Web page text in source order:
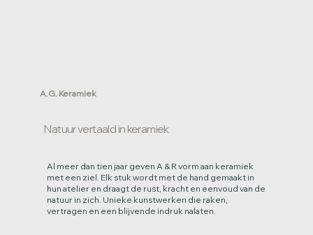
A.G. Keramiek
Natuur vertaald in keramiek
Al meer dan tien jaar geven A & R vorm aan keramiek
met een ziel. Elk stuk wordt met de hand gemaakt in
hun atelier en draagt de rust, kracht en eenvoud van de
natuur in zich. Unieke kunstwerken die raken,
vertragen en een blijvende indruk nalaten.